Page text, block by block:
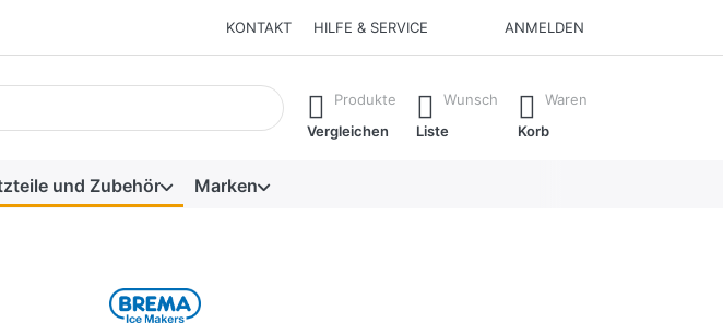
KONTAKT HILFE & SERVICE ANMELDEN
tippen, erscheinen automatisch erste Ergebnisse. Drücken Sie die Eingabetaste, um alle
Produkte
Vergleichen
Wunsch
Liste
Waren
Korb
und Zubehör Marken